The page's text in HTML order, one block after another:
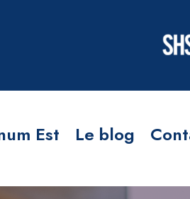
Est Le blog